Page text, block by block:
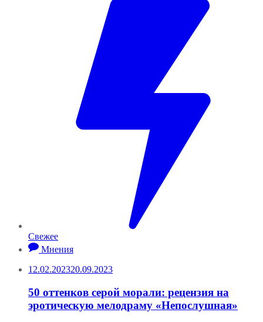
Свежее
Мнения
12.02.202320.09.2023
50 оттенков серой морали: рецензия на
эротическую мелодраму «Непослушная»